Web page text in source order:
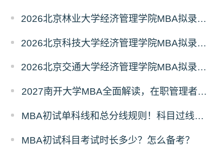
2026北京林业大学经济管理学院MBA拟录取分析解读
2026北京科技大学经济管理学院MBA拟录取分析解读
2026北京交通大学经济管理学院MBA拟录取分析解读
2027南开大学MBA全面解读，在职管理者择校优选
MBA初试单科线和总分线规则！科目过线标准
MBA初试科目考试时长多少？怎么备考？